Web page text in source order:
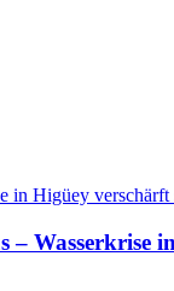
Wasserkrise